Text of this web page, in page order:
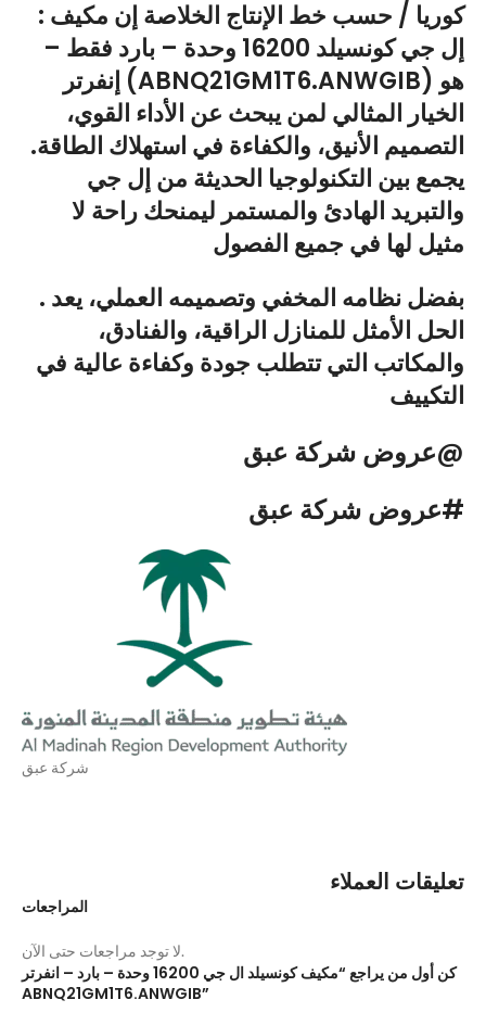
: كوريا / حسب خط الإنتاج الخلاصة إن مكيف
إل جي كونسيلد 16200 وحدة – بارد فقط –
إنفرتر (ABNQ21GM1T6.ANWGIB) هو
الخيار المثالي لمن يبحث عن الأداء القوي،
التصميم الأنيق، والكفاءة في استهلاك الطاقة.
يجمع بين التكنولوجيا الحديثة من إل جي
والتبريد الهادئ والمستمر ليمنحك راحة لا
مثيل لها في جميع الفصول
. بفضل نظامه المخفي وتصميمه العملي، يعد
الحل الأمثل للمنازل الراقية، والفنادق،
والمكاتب التي تتطلب جودة وكفاءة عالية في
التكييف
@عروض شركة عبق
#عروض شركة عبق
شركة عبق
تعليقات العملاء
المراجعات
لا توجد مراجعات حتى الآن.
كن أول من يراجع “مكيف كونسيلد ال جي 16200 وحدة – بارد – انفرتر
ABNQ21GM1T6.ANWGIB”